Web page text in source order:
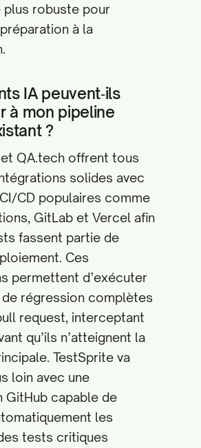
plus robuste pour
à la
IA peuvent‑ils
à mon pipeline
?
QA.tech offrent tous
solides avec
CD populaires comme
GitLab et Vercel afin
fassent partie de
Ces
permettent d’exécuter
régression complètes
request, interceptant
qu’ils n’atteignent la
TestSprite va
loin avec une
GitHub capable de
les
tests critiques